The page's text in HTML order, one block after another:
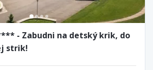
- Zabudni na detský krik, do
strik!